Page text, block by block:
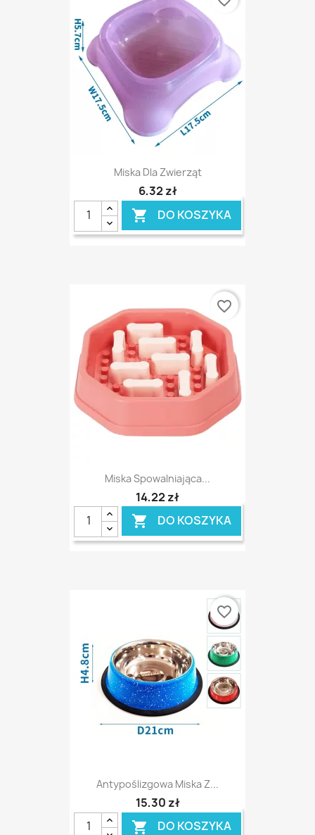
Miska Dla Zwierząt
6,32 zł
 DO KOSZYKA
Miska Spowalniająca...
14,22 zł
 DO KOSZYKA
favorite_border
Antypoślizgowa Miska Z...
15,30 zł
 DO KOSZYKA
favorite_border